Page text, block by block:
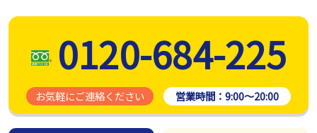
0120-684-225
お気軽にご連絡ください 営業時間： 9:00～20:00